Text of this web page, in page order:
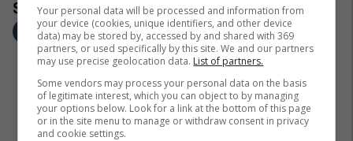
Your personal data will be processed and information from
your device (cookies, unique identifiers, and other device
data) may be stored by, accessed by and shared with 369
partners, or used specifically by this site. We and our partners
may use precise geolocation data. List of partners.
Some vendors may process your personal data on the basis
of legitimate interest, which you can object to by managing
your options below. Look for a link at the bottom of this page
or in the site menu to manage or withdraw consent in privacy
and cookie settings.